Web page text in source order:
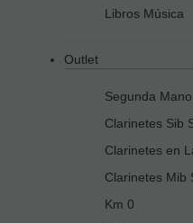
Libros Música
Outlet
Segunda Mano
Clarinetes Sib
Clarinetes en
Clarinetes Mib
Km 0